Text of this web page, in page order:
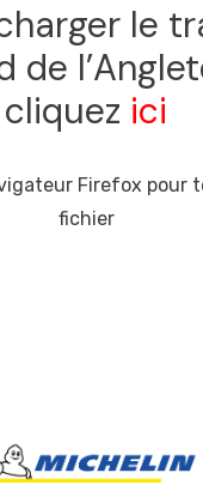
le
de
cliquez ici
Firefox pour
fichier